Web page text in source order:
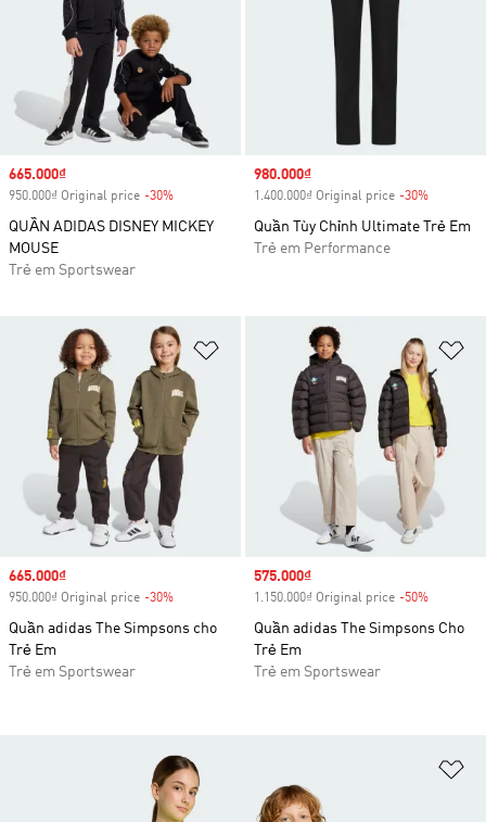
Sale price
665.000₫
950.000₫ Original price -30%
QUẦN ADIDAS DISNEY MICKEY
MOUSE
Trẻ em Sportswear
Sale price
980.000₫
1.400.000₫ Original price -30%
Quần Tùy Chỉnh Ultimate Trẻ Em
Trẻ em Performance
Add to Wishlist
Sale price
665.000₫
950.000₫ Original price -30%
Quần adidas The Simpsons cho
Trẻ Em
Trẻ em Sportswear
Sale price
575.000₫
1.150.000₫ Original price -50%
Quần adidas The Simpsons Cho
Trẻ Em
Trẻ em Sportswear